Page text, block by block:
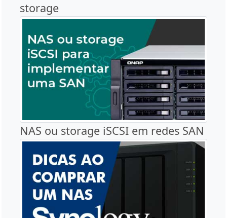
storage
NAS ou storage iSCSI em redes SAN